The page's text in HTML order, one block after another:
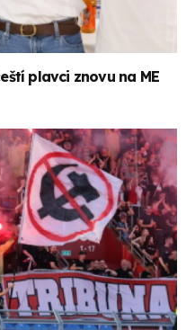
plavci znovu na ME